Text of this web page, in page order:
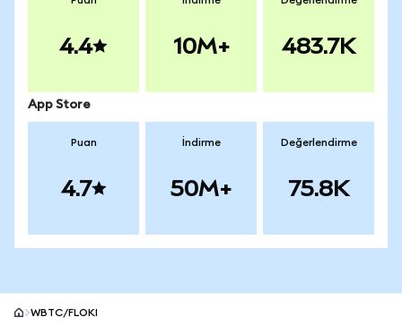
4.4 10M+ 483.7K
App Store
Puan
4.7
İndirme
50M+
Değerlendirme
75.8K
WBTC/FLOKI